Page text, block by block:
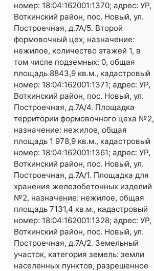
номер: 18:04:162001:1370; адрес: УР,
Воткинский район, пос. Новый, ул.
Построечная, д.7А/5. Второй
формовочный цех, назначение:
нежилое, количество этажей 1, в
том числе подземных: 0, общая
площадь 8843,9 кв.м., кадастровый
номер: 18:04:162001:1371; адрес: УР,
Воткинский район, пос. Новый, ул.
Построечная, д.7А/4. Площадка
территории формовочного цеха №2,
назначение: нежилое, общая
площадь 1 978,9 кв.м., кадастровый
номер: 18:04:162001:1361; адрес: УР,
Воткинский район, пос. Новый, ул.
Построечная, д.7А/1. Площадка для
хранения железобетонных изделий
№2, назначение: нежилое, общая
площадь 7131,4 кв.м., кадастровый
номер: 18:04:162001:1328; адрес: УР,
Воткинский район, пос. Новый, ул.
Построечная, д.7А/2. Земельный
участок, категория земель: земли
населенных пунктов, разрешенное